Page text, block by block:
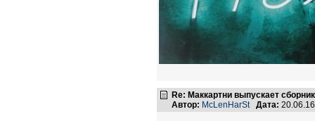
Re: Маккартни выпускает
Автор: McLenHarSt Дата: